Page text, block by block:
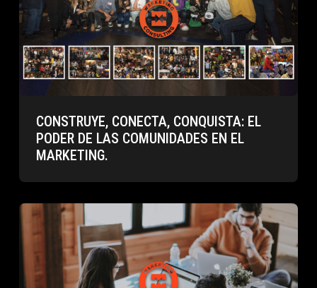
CONSTRUYE, CONECTA, CONQUISTA: EL
PODER DE LAS COMUNIDADES EN EL
MARKETING.